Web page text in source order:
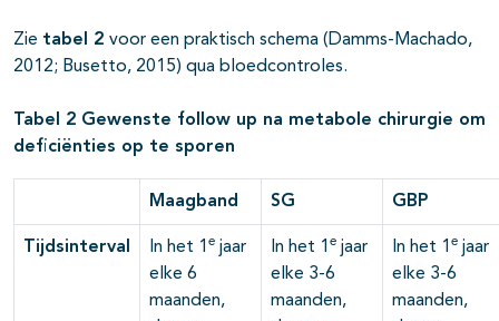
Zie tabel 2 voor een praktisch schema (Damms-Machado,
2012; Busetto, 2015) qua bloedcontroles.
Tabel 2 Gewenste follow up na metabole chirurgie om
deficiënties op te sporen
Maagband SG GBP
Tijdsinterval In het 1 e jaar
elke 6
maanden,
In het 1 e jaar
elke 3-6
maanden,
In het 1 e jaar
elke 3-6
maanden,